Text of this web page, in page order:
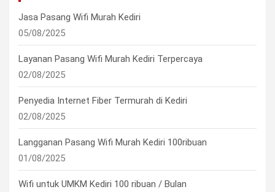
Jasa Pasang Wifi Murah Kediri
05/08/2025
Layanan Pasang Wifi Murah Kediri Terpercaya
02/08/2025
Penyedia Internet Fiber Termurah di Kediri
02/08/2025
Langganan Pasang Wifi Murah Kediri 100ribuan
01/08/2025
Wifi untuk UMKM Kediri 100 ribuan / Bulan